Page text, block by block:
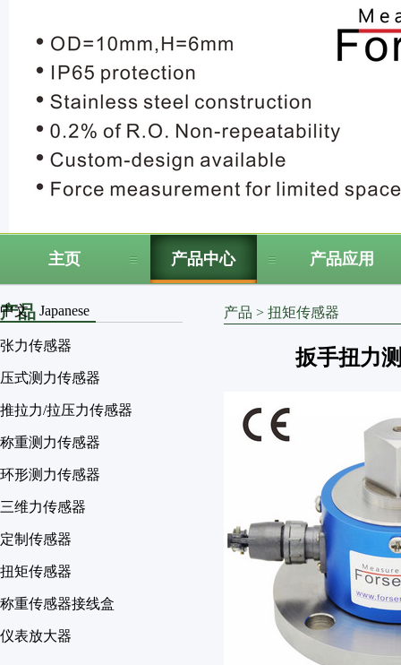
主页 产品中心 产品应用
中文 Japanese
产品
张力传感器
压式测力传感器
推拉力/拉压力传感器
称重测力传感器
环形测力传感器
三维力传感器
定制传感器
扭矩传感器
称重传感器接线盒
仪表放大器
产品 > 扭矩传感器
扳手扭力